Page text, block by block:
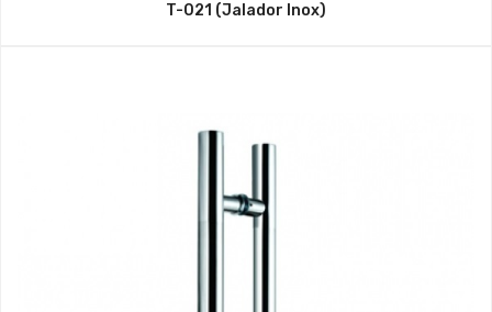
T-021 (Jalador Inox)